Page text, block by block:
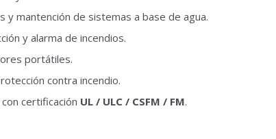
y mantención de sistemas a base de agua.
y alarma de incendios.
portátiles.
contra incendio.
certificación UL / ULC / CSFM / FM.